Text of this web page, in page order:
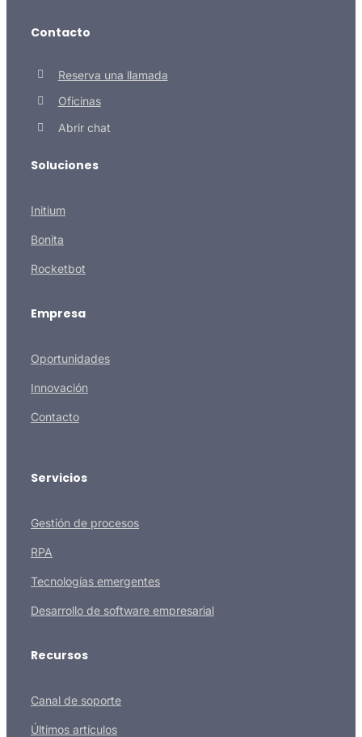
Contacto
Reserva una llamada
Oficinas
Abrir chat
Soluciones
Initium
Bonita
Rocketbot
Empresa
Oportunidades
Innovación
Contacto
Servicios
Gestión de procesos
RPA
Tecnologías emergentes
Desarrollo de software empresarial
Recursos
Canal de soporte
Últimos artículos